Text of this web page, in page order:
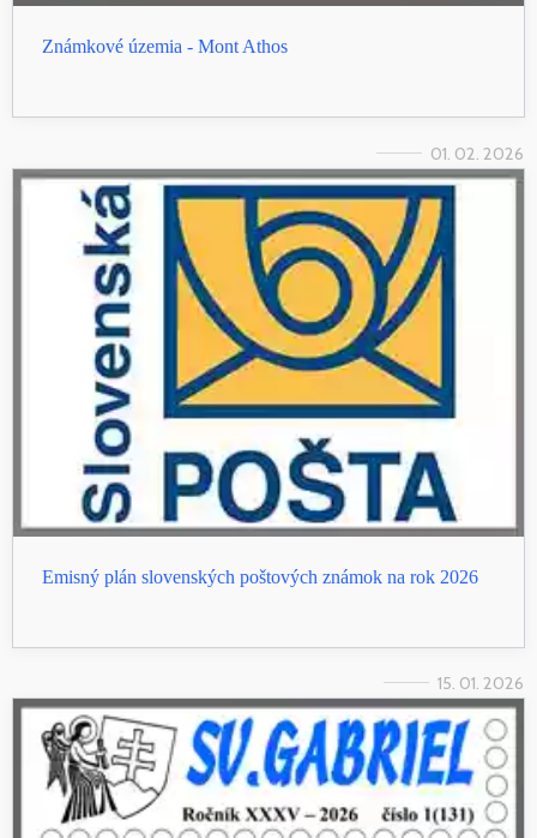
Známkové územia - Mont Athos
01. 02. 2026
Emisný plán slovenských poštových známok na rok 2026
15. 01. 2026